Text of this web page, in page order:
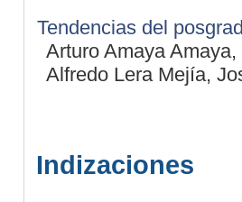
Tendencias del
Arturo Amaya
Alfredo Lera Mejía,
Indizaciones